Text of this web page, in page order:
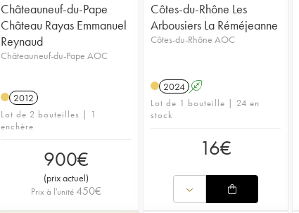
Châteauneuf-du-Pape
Château Rayas Emmanuel
Reynaud
Châteauneuf-du-Pape AOC
2012
Lot de 2 bouteilles | 1
enchère
900€
(prix actuel)
Prix à l'unité450€
Côtes-du-Rhône Les
Arbousiers La Réméjeanne
Côtes-du-Rhône AOC
2024 A
Lot de 1 bouteille | 24 en
stock
16€